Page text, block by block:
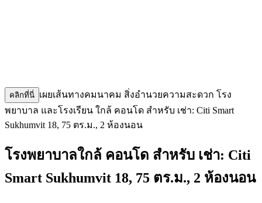
คลิกที่นี่ เผยเส้นทางคมนาคม สิ่งอำนวยความสะดวก โรง
พยาบาล และโรงเรียน ใกล้ คอนโด สำหรับ เช่า: Citi Smart
Sukhumvit 18, 75 ตร.ม., 2 ห้องนอน
โรงพยาบาลใกล้ คอนโด สำหรับ เช่า: Citi
Smart Sukhumvit 18, 75 ตร.ม., 2 ห้องนอน